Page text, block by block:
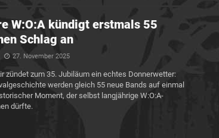
W:O:A kündigt erstmals 55
Schlag an
27. November 2025
zündet zum 35. Jubiläum ein echtes Donnerwetter:
werden gleich 55 neue Bands auf einmal
Moment, der selbst langjährige W:O:A-
dürfte.